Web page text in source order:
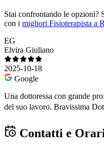
Stai confrontando le opzioni?
con i migliori Fisioterapista a
EG
Elvira Giuliano
2025-10-18
Google
Una dottoressa con grande
del suo lavoro. Bravissima
Contatti e